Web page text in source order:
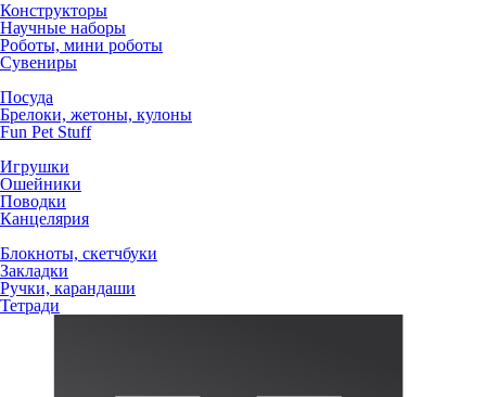
Конструкторы
Научные наборы
Роботы, мини роботы
Сувениры
Посуда
Брелоки, жетоны, кулоны
Fun Pet Stuff
Игрушки
Ошейники
Поводки
Канцелярия
Блокноты, скетчбуки
Закладки
Ручки, карандаши
Тетради